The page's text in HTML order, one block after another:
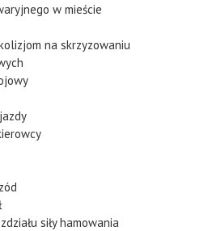
w mieście
na skrzyzowaniu
siły hamowania